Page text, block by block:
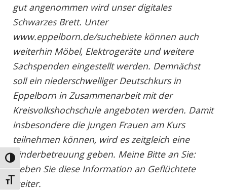
Umschalten auf hohe Kontraste
Schrift vergrößern
gut angenommen wird unser digitales
Schwarzes Brett. Unter
www.eppelborn.de/suchebiete können auch
weiterhin Möbel, Elektrogeräte und weitere
Sachspenden eingestellt werden. Demnächst
soll ein niederschwelliger Deutschkurs in
Eppelborn in Zusammenarbeit mit der
Kreisvolkshochschule angeboten werden. Damit
insbesondere die jungen Frauen am Kurs
teilnehmen können, wird es zeitgleich eine
Kinderbetreuung geben. Meine Bitte an Sie:
Geben Sie diese Information an Geflüchtete
weiter.